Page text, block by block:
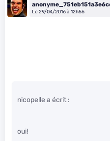
Le 29/04/2016 à 12h56
nicopelle a écrit :
oui!